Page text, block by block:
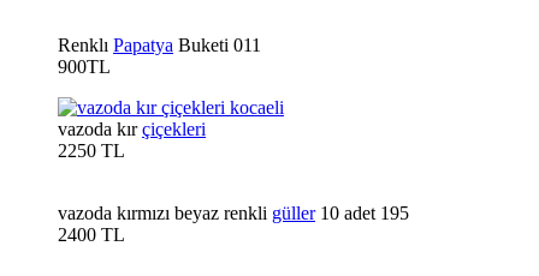
Renklı Papatya Buketi 011
900TL
vazoda kırçiçekleri
2250 TL
vazoda kırmızı beyaz renkli güller10 adet 195
2400 TL